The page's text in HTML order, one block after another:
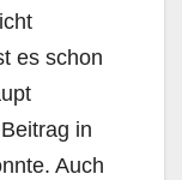
es schon
in
Auch